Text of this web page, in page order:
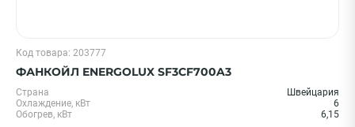
Код товара: 203777
ФАНКОЙЛ ENERGOLUX SF3CF700A3
Страна
Швейцария
Охлаждение, кВт
6
Обогрев, кВт
6,15